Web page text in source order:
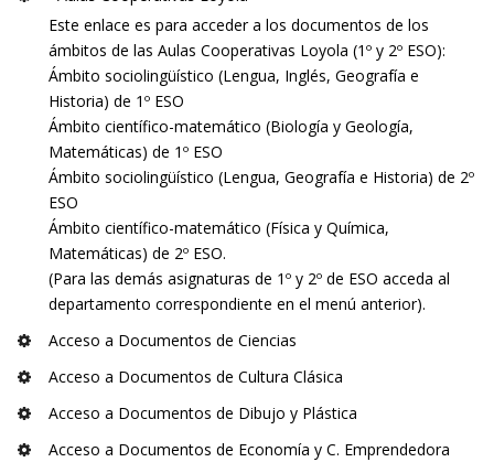
Este enlace es para acceder a los documentos de los
ámbitos de las Aulas Cooperativas Loyola (1º y 2º ESO):
Ámbito sociolingüístico (Lengua, Inglés, Geografía e
Historia) de 1º ESO
Ámbito científico-matemático (Biología y Geología,
Matemáticas) de 1º ESO
Ámbito sociolingüístico (Lengua, Geografía e Historia) de 2º
ESO
Ámbito científico-matemático (Física y Química,
Matemáticas) de 2º ESO.
(Para las demás asignaturas de 1º y 2º de ESO acceda al
departamento correspondiente en el menú anterior).
Acceso a Documentos de Ciencias
Acceso a Documentos de Cultura Clásica
Acceso a Documentos de Dibujo y Plástica
Acceso a Documentos de Economía y C. Emprendedora